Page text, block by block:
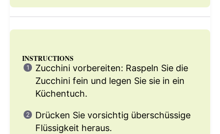
INSTRUCTIONS
Zucchini vorbereiten: Raspeln Sie die
Zucchini fein und legen Sie sie in ein
Küchentuch.
Drücken Sie vorsichtig überschüssige
Flüssigkeit heraus.